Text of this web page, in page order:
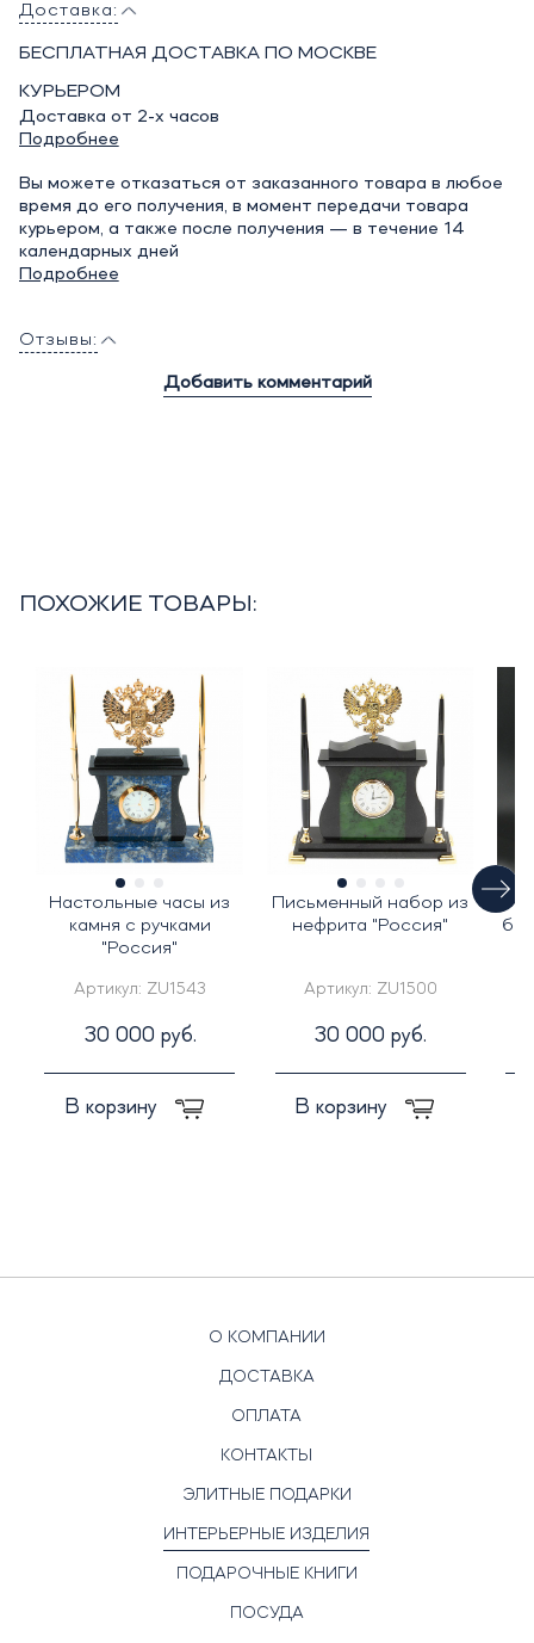
Доставка:
БЕСПЛАТНАЯ ДОСТАВКА ПО МОСКВЕ
КУРЬЕРОМ
Доставка от 2-х часов
Подробнее
Вы можете отказаться от заказанного товара в любое
время до его получения, в момент передачи товара
курьером, а также после получения — в течение 14
календарных дней
Подробнее
Отзывы:
Добавить комментарий
ПОХОЖИЕ ТОВАРЫ:
Настольные часы из
камня с ручками
"Россия"
Артикул: ZU1543
30 000 руб.
В корзину
Письменный набор из
нефрита "Россия"
Артикул: ZU1500
30 000 руб.
В корзину
О КОМПАНИИ
ДОСТАВКА
ОПЛАТА
КОНТАКТЫ
ЭЛИТНЫЕ ПОДАРКИ
ИНТЕРЬЕРНЫЕ ИЗДЕЛИЯ
ПОДАРОЧНЫЕ КНИГИ
ПОСУДА